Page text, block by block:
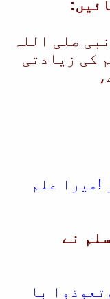
صلی اللہ
کی زیادتی
!میرا علم
نے
با